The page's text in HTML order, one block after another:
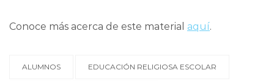
Conoce más acerca de este material aquí.
ALUMNOS EDUCACIÓN RELIGIOSA ESCOLAR